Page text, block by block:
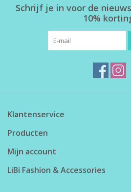
Herensokken
Schrijf je in voor de
10%
Klantenservice
Producten
Mijn account
LiBi Fashion & Accessories